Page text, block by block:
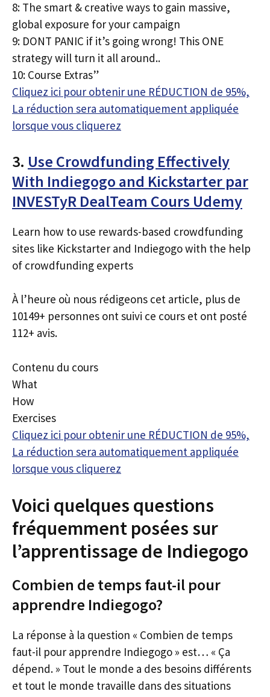
8: The smart & creative ways to gain massive,
global exposure for your campaign
9: DONT PANIC if it’s going wrong! This ONE
strategy will turn it all around..
10: Course Extras”
Cliquez ici pour obtenir une RÉDUCTION de 95%,
La réduction sera automatiquement appliquée
lorsque vous cliquerez
3. Use Crowdfunding Effectively
With Indiegogo and Kickstarter par
INVESTyR DealTeam Cours Udemy
Learn how to use rewards-based crowdfunding
sites like Kickstarter and Indiegogo with the help
of crowdfunding experts
À l’heure où nous rédigeons cet article, plus de
10149+ personnes ont suivi ce cours et ont posté
112+ avis.
Contenu du cours
What
How
Exercises
Cliquez ici pour obtenir une RÉDUCTION de 95%,
La réduction sera automatiquement appliquée
lorsque vous cliquerez
Voici quelques questions
fréquemment posées sur
l’apprentissage de Indiegogo
Combien de temps faut-il pour
apprendre Indiegogo?
La réponse à la question « Combien de temps
faut-il pour apprendre Indiegogo » est… « Ça
dépend. » Tout le monde a des besoins différents
et tout le monde travaille dans des situations